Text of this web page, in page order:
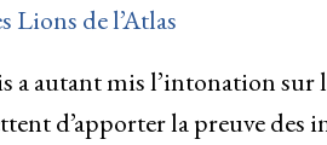
Lions de l’Atlas
a autant mis l’intonation
d’apporter la preuve des